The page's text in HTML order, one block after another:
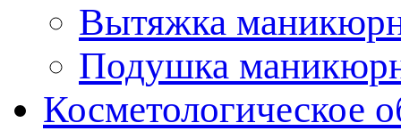
Вытяжка
Подушка
Косметологическое